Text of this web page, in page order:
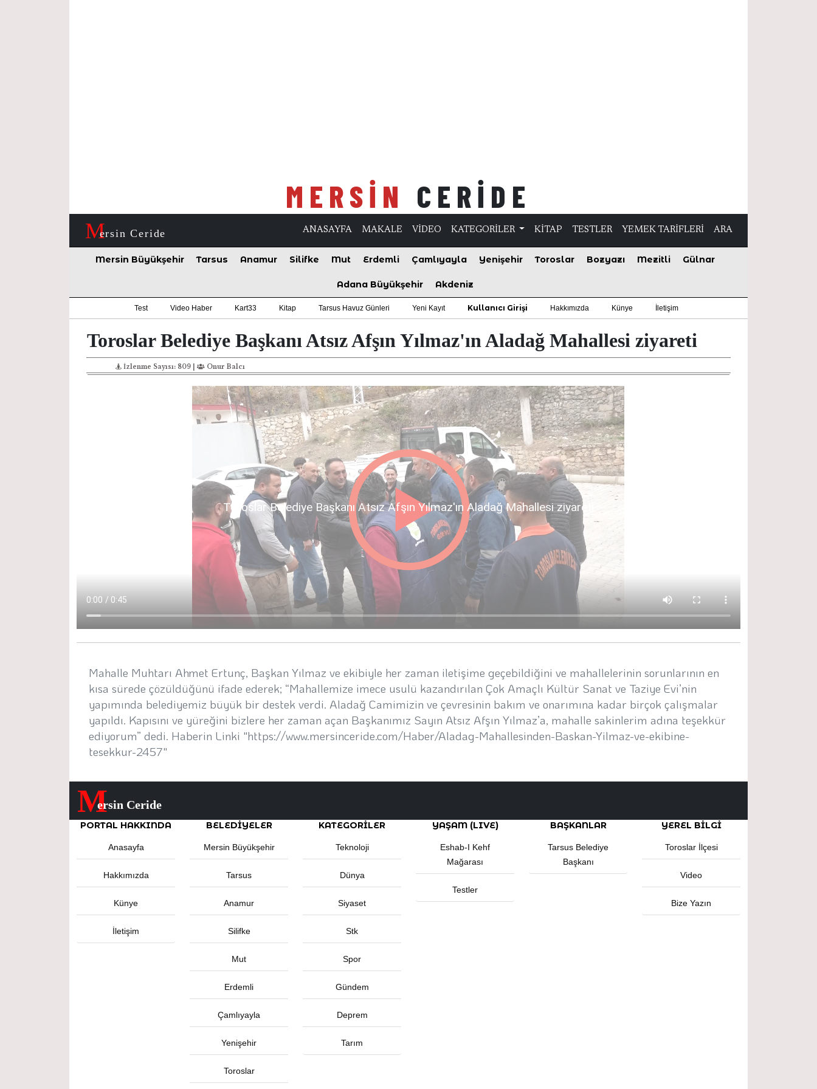
MERSİN CERİDE
Mersin Ceride ANASAYFA MAKALE VİDEO KATEGORİLER KİTAP TESTLER YEMEK TARİFLERİ ARA
Mersin Büyükşehir Tarsus Anamur Silifke Mut Erdemli Çamlıyayla Yenişehir Toroslar Bozyazı Mezitli Gülnar
Adana Büyükşehir Akdeniz
Test Video Haber Kart33 Kitap Tarsus Havuz Günleri Yeni Kayıt Kullanıcı Girişi Hakkımızda Künye İletişim
Toroslar Belediye Başkanı Atsız Afşın Yılmaz'ın Aladağ Mahallesi ziyareti
İzlenme Sayısı: 809 | Onur Balcı
Toroslar Belediye Başkanı Atsız Afşın Yılmaz'ın Aladağ Mahallesi ziyareti
Mahalle Muhtarı Ahmet Ertunç, Başkan Yılmaz ve ekibiyle her zaman iletişime geçebildiğini ve mahallelerinin sorunlarının en
kısa sürede çözüldüğünü ifade ederek; “Mahallemize imece usulü kazandırılan Çok Amaçlı Kültür Sanat ve Taziye Evi’nin
yapımında belediyemiz büyük bir destek verdi. Aladağ Camimizin ve çevresinin bakım ve onarımına kadar birçok çalışmalar
yapıldı. Kapısını ve yüreğini bizlere her zaman açan Başkanımız Sayın Atsız Afşın Yılmaz’a, mahalle sakinlerim adına teşekkür
ediyorum” dedi. Haberin Linki "https://www.mersinceride.com/Haber/Aladag-Mahallesinden-Baskan-Yilmaz-ve-ekibine-
tesekkur-2457"
Mersin Ceride
PORTAL HAKKINDA
Anasayfa
Hakkımızda
Künye
İletişim
BELEDIYELER
Mersin Büyükşehir
Tarsus
Anamur
Silifke
Mut
Erdemli
Çamlıyayla
Yenişehir
Toroslar
KATEGORİLER
Teknoloji
Dünya
Siyaset
Stk
Spor
Gündem
Deprem
Tarım
YAŞAM (LIVE)
Eshab-I Kehf
Mağarası
Testler
BAŞKANLAR
Tarsus Belediye
Başkanı
YEREL BILGI
Toroslar İlçesi
Video
Bize Yazın